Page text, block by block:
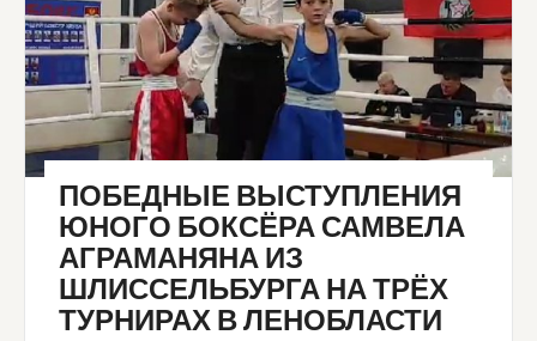
ПОБЕДНЫЕ ВЫСТУПЛЕНИЯ
ЮНОГО БОКСЁРА САМВЕЛА
АГРАМАНЯНА ИЗ
ШЛИССЕЛЬБУРГА НА ТРЁХ
ТУРНИРАХ В ЛЕНОБЛАСТИ